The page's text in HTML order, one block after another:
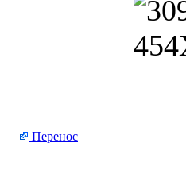
Перенос